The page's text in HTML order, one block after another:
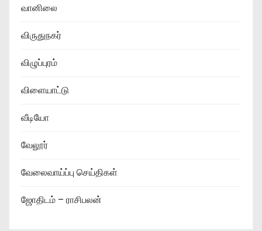
வானிலை
விருதுநகர்
விழுப்புரம்
விளையாட்டு
வீடியோ
வேலூர்
வேலைவாய்ப்பு செய்திகள்
ஜோதிடம் – ராசிபலன்